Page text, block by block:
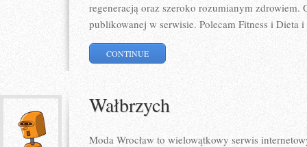
regeneracją oraz szeroko rozumianym zdrowiem.
publikowanej w serwisie. Polecam Fitness i Dieta
CONTINUE
Wałbrzych
Moda Wrocław to wielowątkowy serwis